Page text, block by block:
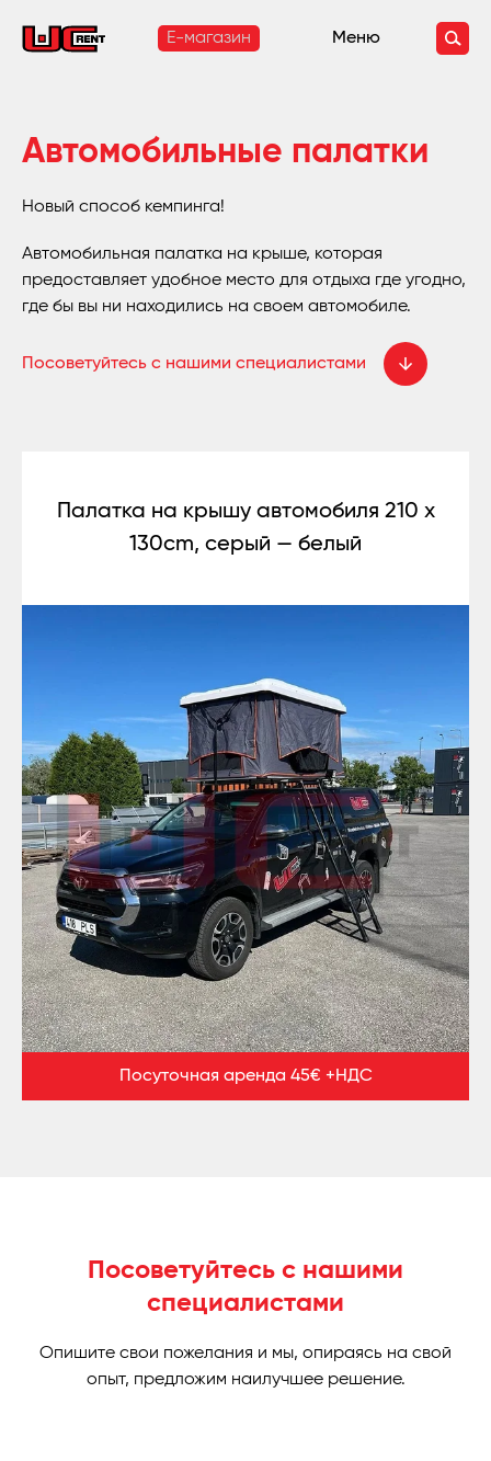
E-магазин Меню
Автомобильные палатки
Новый способ кемпинга!
Автомобильная палатка на крыше, которая
предоставляет удобное место для отдыха где угодно,
где бы вы ни находились на своем автомобиле.
Посоветуйтесь с нашими специалистами
Палатка на крышу автомобиля 210 x
130cm, серый — белый
Посуточная аренда 45€ +НДС
Посоветуйтесь с нашими
специалистами
Опишите свои пожелания и мы, опираясь на свой
опыт, предложим наилучшее решение.